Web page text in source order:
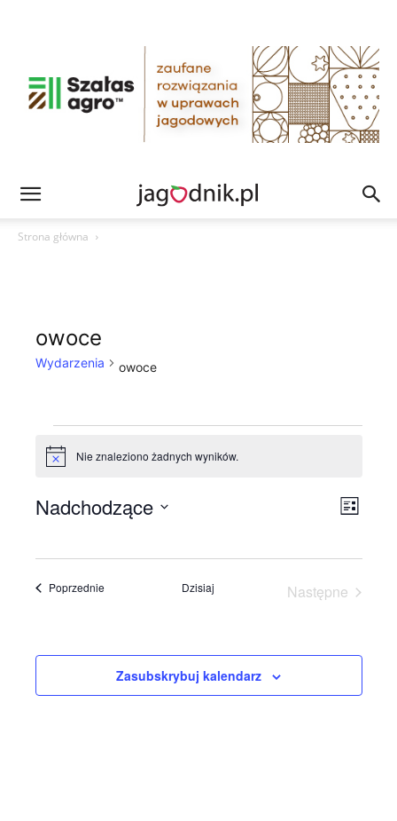
Strona główna
owoce
Wydarzenia owoce
Wydarzenia
Powiadomienie
Nie znaleziono żadnych wyników.
Lista
Nadchodzące
datę.
PoprzednieWydarzenia Dzisiaj
Następne
Zasubskrybuj kalendarz